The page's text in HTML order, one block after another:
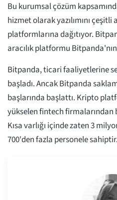
Bu kurumsal çözüm
hizmet olarak yazılımını çeşitli
platformlarına dağıtıyor.
aracılık platformu
Bitpanda, ticari faaliyetlerine
başladı. Ancak Bitpanda
başlarında başlattı. Kripto
yükselen fintech
Kısa varlığı içinde zaten 3
700'den fazla personele sahiptir.